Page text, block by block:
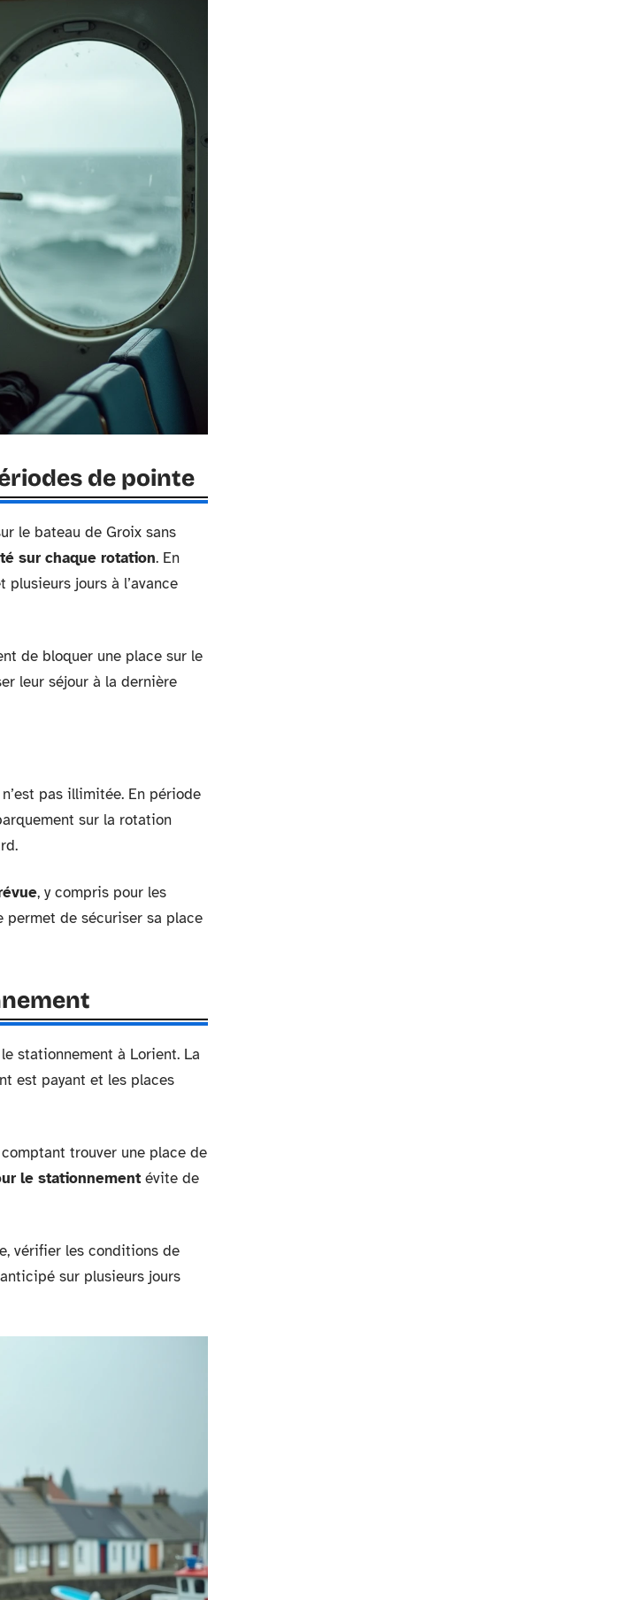
de pointe
le bateau de Groix sans
sur chaque rotation. En
jours à l’avance
de bloquer une place sur le
leur séjour à la dernière
pas illimitée. En période
sur la rotation
, y compris pour les
permet de sécuriser sa place
stationnement à Lorient. La
est payant et les places
trouver une place de
le stationnement évite de
vérifier les conditions de
sur plusieurs jours